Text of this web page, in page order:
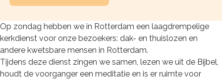
Op zondag hebben we in Rotterdam een laagdrempelige
kerkdienst voor onze bezoekers: dak- en thuislozen en
andere kwetsbare mensen in Rotterdam.
Tijdens deze dienst zingen we samen, lezen we uit de Bijbel,
houdt de voorganger een meditatie en is er ruimte voor